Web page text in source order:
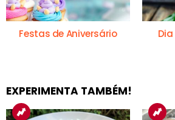
Festas de Aniversário
EXPERIMENTA TAMBÉM!